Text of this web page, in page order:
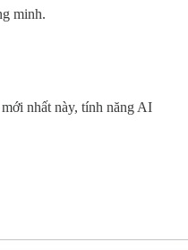
minh.
nhất này, tính năng AI